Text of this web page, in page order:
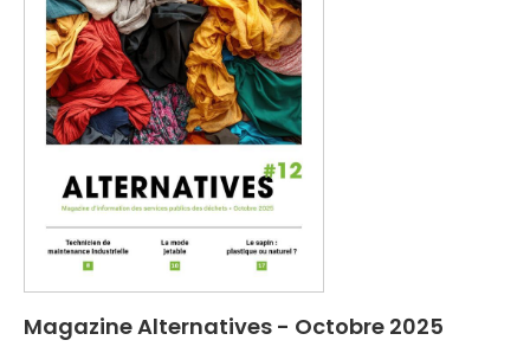
Magazine Alternatives - Octobre 2025